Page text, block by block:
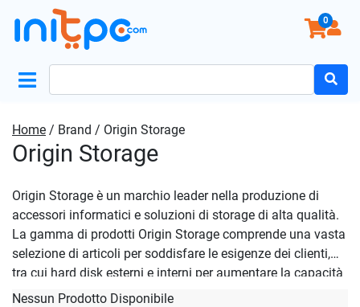
0
Home / Brand / Origin Storage
Origin Storage
Origin Storage è un marchio leader nella produzione di
accessori informatici e soluzioni di storage di alta qualità.
La gamma di prodotti Origin Storage comprende una vasta
selezione di articoli per soddisfare le esigenze dei clienti,
tra cui hard disk esterni e interni per aumentare la capacità
di archiviazione dei dispositivi, adattatori WIFI per garantire
Nessun Prodotto Disponibile